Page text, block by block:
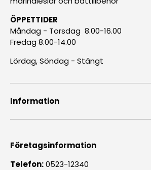
ÖPPETTIDER
Måndag - Torsdag 8.00-16.00
Fredag 8.00-14.00
Lördag, Söndag - Stängt
Information
Företagsinformation
Telefon:0523-12340